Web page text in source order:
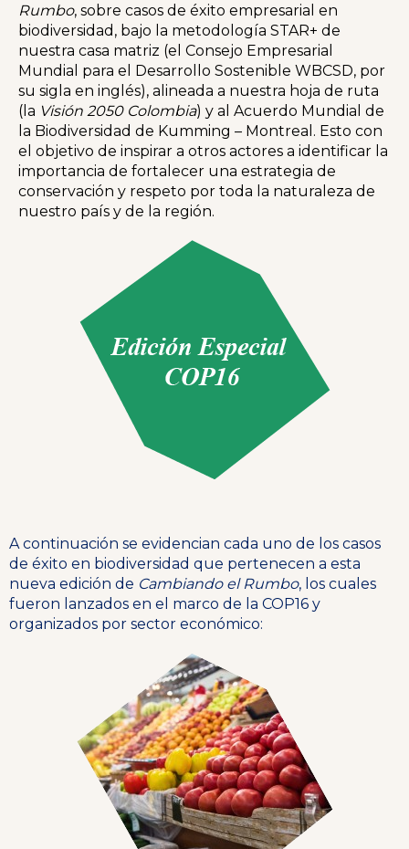
Rumbo, sobre casos de éxito empresarial en
biodiversidad, bajo la metodología STAR+ de
nuestra casa matriz (el Consejo Empresarial
Mundial para el Desarrollo Sostenible WBCSD, por
su sigla en inglés), alineada a nuestra hoja de ruta
(la Visión 2050 Colombia) y al Acuerdo Mundial de
la Biodiversidad de Kumming – Montreal. Esto con
el objetivo de inspirar a otros actores a identificar la
importancia de fortalecer una estrategia de
conservación y respeto por toda la naturaleza de
nuestro país y de la región.
A continuación se evidencian cada uno de los casos
de éxito en biodiversidad que pertenecen a esta
nueva edición de Cambiando el Rumbo, los cuales
fueron lanzados en el marco de la COP16 y
organizados por sector económico: